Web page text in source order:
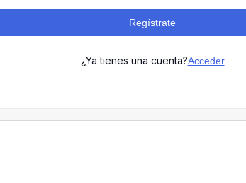
Regístrate
¿Ya tienes una cuenta?Acceder